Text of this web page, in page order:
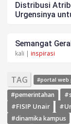
Distribusi
Urgensinya
Semangat
kali | inspirasi
TAG #portal web
#pemerintahan
#FISIP Unair
#dinamika kampus